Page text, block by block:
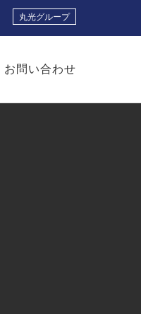
丸光グループ
お問い合わせ